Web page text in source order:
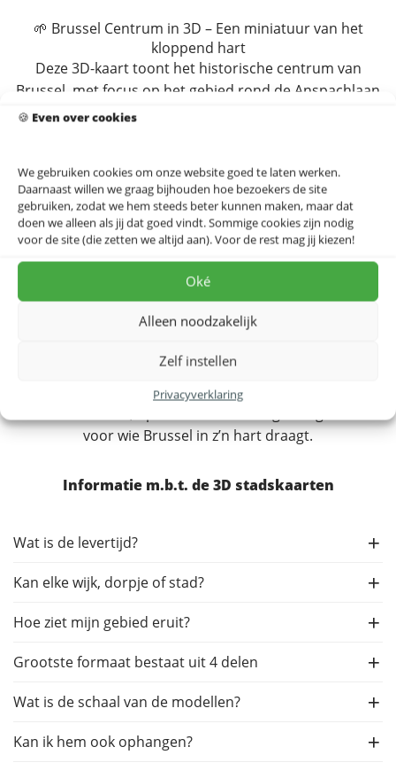
🍪 Even over cookies
We gebruiken cookies om onze website goed te laten werken.
Daarnaast willen we graag bijhouden hoe bezoekers de site
gebruiken, zodat we hem steeds beter kunnen maken, maar dat
doen we alleen als jij dat goed vindt. Sommige cookies zijn nodig
voor de site (die zetten we altijd aan). Voor de rest mag jij kiezen!
Oké
Alleen noodzakelijk
Zelf instellen
Privacyverklaring
🌱 Brussel Centrum in 3D – Een miniatuur van het
kloppend hart
Deze 3D-kaart toont het historische centrum van
Brussel, met focus op het gebied rond de Anspachlaan
Met uiterste precisie zijn iconische plekken vastgelegd:
de Anspachlaan zelf, het Beursplein, de Grote Markt,
De Brouckèreplein, Sint-Goriksplein en de omliggende
voetgangerszone –
allemaal herkenbaar in een elegant 3D-model.
Duurzaam & kosmopolitisch
het is een stukje Brusselse identiteit, gegoten in vorm
en materiaal.
voor wie Brussel in z’n hart draagt.
Informatie m.b.t. de 3D stadskaarten
Wat is de levertijd?
Kan elke wijk, dorpje of stad?
Hoe ziet mijn gebied eruit?
Grootste formaat bestaat uit 4 delen
Wat is de schaal van de modellen?
Kan ik hem ook ophangen?